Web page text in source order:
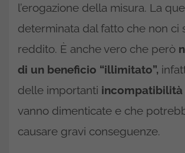
l’erogazione della misura. La
determinata dal fatto che non ci
reddito. È anche vero che però
di un beneficio “illimitato”,
delle importanti incompatibilità
vanno dimenticate e che
causare gravi conseguenze.